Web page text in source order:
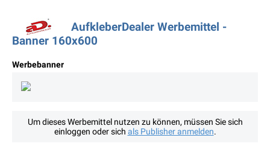
AufkleberDealer Werbemittel -
Banner 160x600
Werbebanner
Um dieses Werbemittel nutzen zu können, müssen Sie sich
einloggen oder sich als Publisher anmelden.